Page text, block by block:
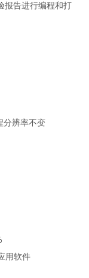
告进行编程和打
分辨率不变
用软件